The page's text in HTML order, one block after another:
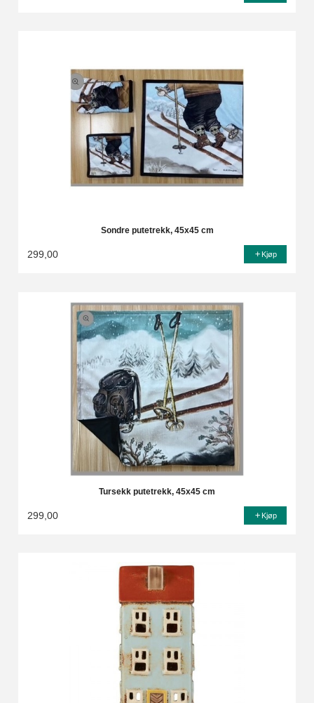
Sondre putetrekk, 45x45 cm
299,00 Kjøp
Tursekk putetrekk, 45x45 cm
299,00 Kjøp